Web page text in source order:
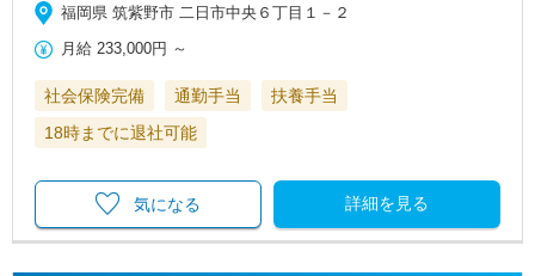
福岡県 筑紫野市 二日市中央６丁目１－２
月給 233,000円 ～
社会保険完備 通勤手当
扶養手当
18時までに退社可能
詳細を見る
気になる